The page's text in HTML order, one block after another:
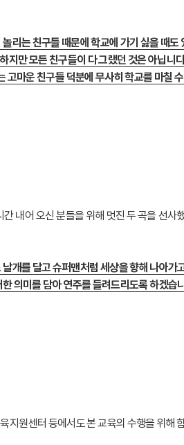
놀리는 친구들 때문에 학교에 가기 싫을 때도
하지만 모든 친구들이 다 그랬던 것은 아닙니
고마운 친구들 덕분에 무사히 학교를 마칠
내어 오신 분들을 위해 멋진 두 곡을 선
날개를 달고 슈퍼맨처럼 세상을 향해 나아가
한 의미를 담아 연주를 들려드리도록 하겠습
원센터 등에서도 본 교육의 수행을 위해